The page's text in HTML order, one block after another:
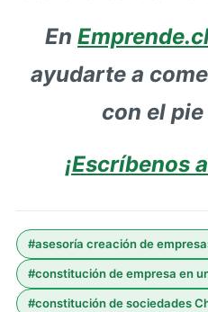
En
ayudarte a
con el
¡Escríbenos
#asesoría creación de
#constitución de empresa en
#constitución de sociedades